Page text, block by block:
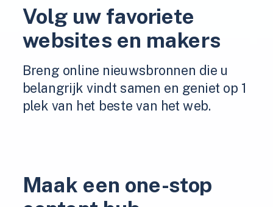
Volg uw favoriete
websites en makers
Breng online nieuwsbronnen die u
belangrijk vindt samen en geniet op 1
plek van het beste van het web.
Maak een one-stop